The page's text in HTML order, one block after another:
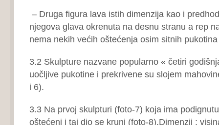
– Druga figura lava istih dimenzija kao i
njegova glava okrenuta na desnu stranu a rep
nema nekih većih oštećenja osim sitnih
3.2 Skulpture nazvane popularno « četiri
uočljive pukotine i prekrivene su slojem
i 6).
3.3 Na prvoj skulpturi (foto-7) koja ima
oštećeni i taj dio se kruni (foto-8).Dimenzij :